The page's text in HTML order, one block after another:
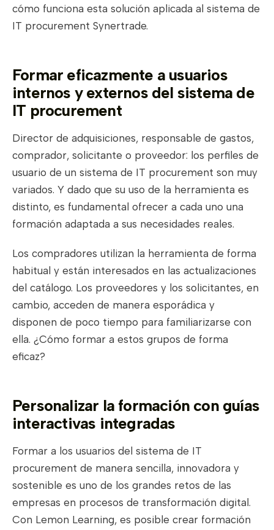
cómo funciona esta solución aplicada al sistema de
IT procurement Synertrade.
Formar eficazmente a usuarios
internos y externos del sistema de
IT procurement
Director de adquisiciones, responsable de gastos,
comprador, solicitante o proveedor: los perfiles de
usuario de un sistema de IT procurement son muy
variados. Y dado que su uso de la herramienta es
distinto, es fundamental ofrecer a cada uno una
formación adaptada a sus necesidades reales.
Los compradores utilizan la herramienta de forma
habitual y están interesados en las actualizaciones
del catálogo. Los proveedores y los solicitantes, en
cambio, acceden de manera esporádica y
disponen de poco tiempo para familiarizarse con
ella. ¿Cómo formar a estos grupos de forma
eficaz?
Personalizar la formación con guías
interactivas integradas
Formar a los usuarios del sistema de IT
procurement de manera sencilla, innovadora y
sostenible es uno de los grandes retos de las
empresas en procesos de transformación digital.
Con Lemon Learning, es posible crear formación